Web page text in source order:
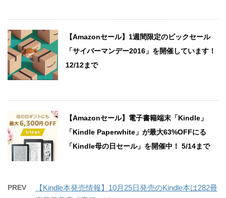
【Amazonセール】1週間限定のビックセール
「サイバーマンデー2016」を開催しています！
12/12まで
【Amazonセール】電子書籍端末「Kindle」
「Kindle Paperwhite」が最大63%OFFにる
「Kindle母の日セール」を開催中！ 5/14まで
PREV
【Kindle本発売情報】10月25日発売のKindle本は282冊